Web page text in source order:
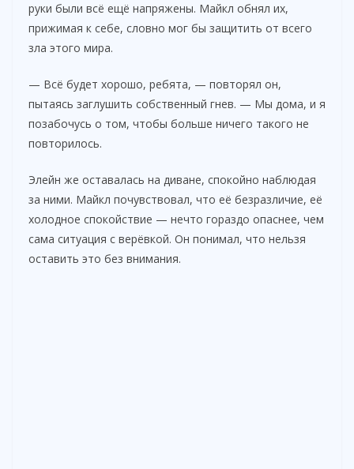
руки были всё ещё напряжены. Майкл обнял их,
прижимая к себе, словно мог бы защитить от всего
зла этого мира.
— Всё будет хорошо, ребята, — повторял он,
пытаясь заглушить собственный гнев. — Мы дома, и я
позабочусь о том, чтобы больше ничего такого не
повторилось.
Элейн же оставалась на диване, спокойно наблюдая
за ними. Майкл почувствовал, что её безразличие, её
холодное спокойствие — нечто гораздо опаснее, чем
сама ситуация с верёвкой. Он понимал, что нельзя
оставить это без внимания.